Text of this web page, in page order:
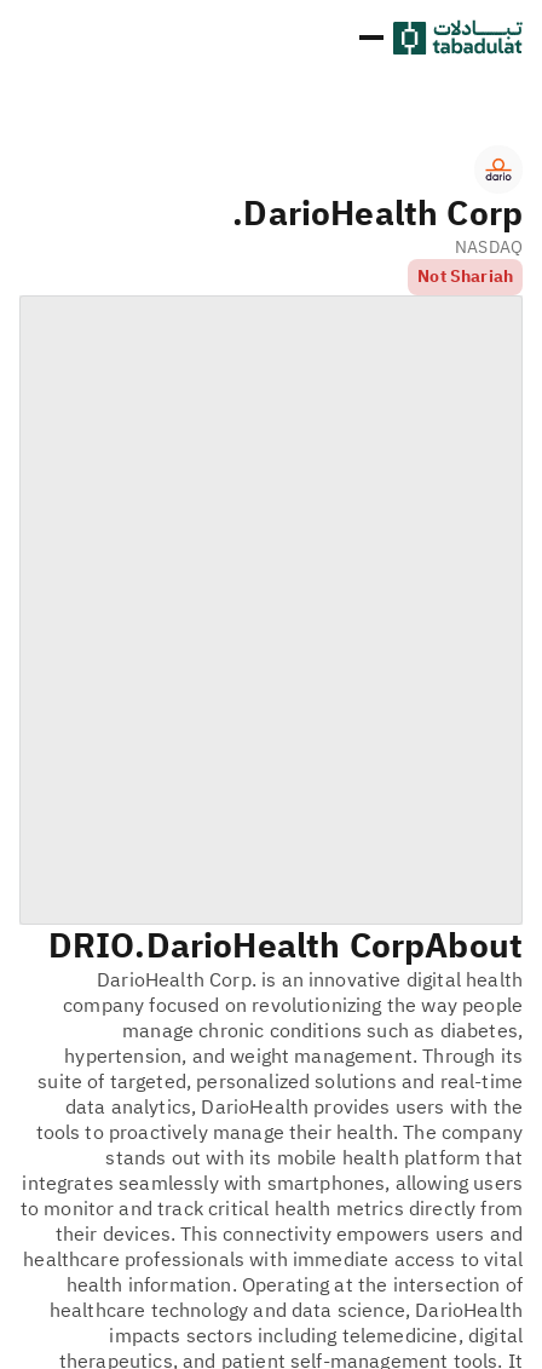
DarioHealth Corp.
NASDAQ
Not Shariah
About
DarioHealth Corp.
DRIO
DarioHealth Corp. is an innovative digital health
company focused on revolutionizing the way people
manage chronic conditions such as diabetes,
hypertension, and weight management. Through its
suite of targeted, personalized solutions and real-time
data analytics, DarioHealth provides users with the
tools to proactively manage their health. The company
stands out with its mobile health platform that
integrates seamlessly with smartphones, allowing users
to monitor and track critical health metrics directly from
their devices. This connectivity empowers users and
healthcare professionals with immediate access to vital
health information. Operating at the intersection of
healthcare technology and data science, DarioHealth
impacts sectors including telemedicine, digital
therapeutics, and patient self-management tools. It